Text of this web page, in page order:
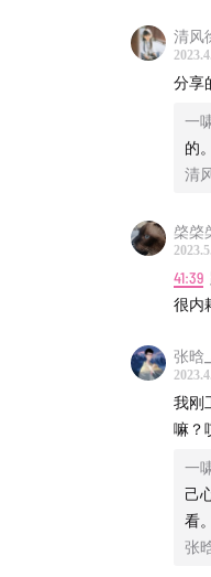
清风
分享
一
的。
清
棨棨
41:39
很内
张晗
我刚
嘛？
一
己
看
张